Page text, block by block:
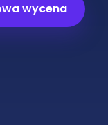
wycena